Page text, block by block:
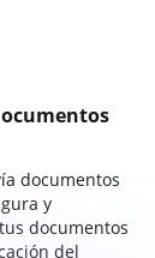
documentos
y
documentos
del